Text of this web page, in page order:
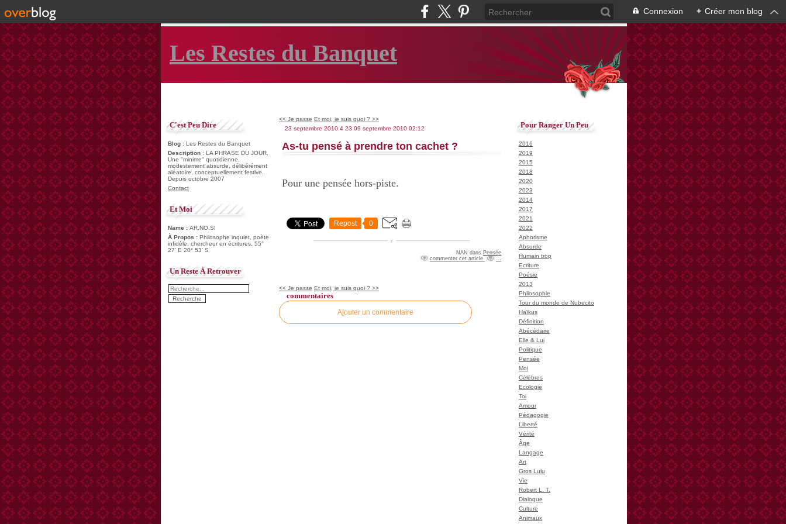
Connexion + Créer mon blog
Les Restes du Banquet
C'est Peu Dire
Blog : Les Restes du Banquet
Description : LA PHRASE DU JOUR.
Une "minime" quotidienne,
modestement absurde, délibérément
aléatoire, conceptuellement festive.
Depuis octobre 2007
Contact
Et Moi
Name : AR.NO.SI
À Propos : Philosophe inquiet, poète
infidèle, chercheur en écritures. 55°
27' E 20° 53' S
Un Reste À Retrouver
<< Je passe Et moi, je suis quoi ? >>
23 septembre 2010 4 23 09 septembre 2010 02:12
As-tu pensé à prendre ton cachet ?
Pour une pensée hors-piste.
Repost 0
NAN dans Pensée
commenter cet article
<< Je passe Et moi, je suis quoi ? >>
commentaires
Ajouter un commentaire
Pour Ranger Un Peu
2016
2019
2015
2018
2020
2023
2014
2017
2021
2022
Aphorisme
Absurde
Humain trop
Ecriture
Poésie
2013
Philosophie
Tour du monde de Nubecito
Haïkus
Définition
Abécédaire
Elle & Lui
Politique
Pensée
Moi
Célèbres
Ecologie
Toi
Amour
Pédagogie
Liberté
Vérité
Âge
Langage
Art
Gros Lulu
Vie
Robert L. T.
Dialogue
Culture
Animaux